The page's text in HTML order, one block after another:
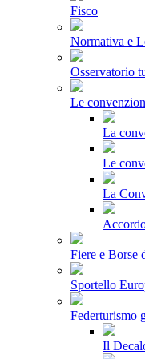
Fisco
Normativa e
Osservatorio
Le
La
Le
La
Fiere e Borse
Sportello
Federturismo
Il